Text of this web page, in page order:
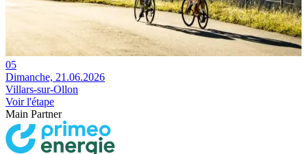
05
Dimanche, 21.06.2026
Villars-sur-Ollon
Voir l'étape
Main Partner